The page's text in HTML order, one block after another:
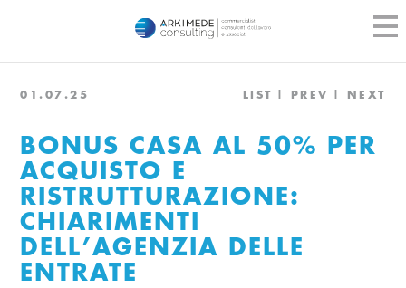
01.07.25
BONUS CASA AL 50% PER
ACQUISTO E
RISTRUTTURAZIONE:
CHIARIMENTI
DELL’AGENZIA DELLE
ENTRATE
LIST PREV NEXT